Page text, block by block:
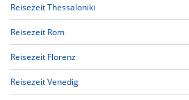
Reisezeit Thessaloniki
Reisezeit Rom
Reisezeit Florenz
Reisezeit Venedig